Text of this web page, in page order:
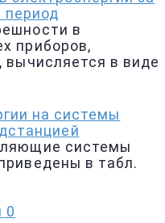
период
в
приборов,
вычисляется в виде
на системы
системы
в табл.
0